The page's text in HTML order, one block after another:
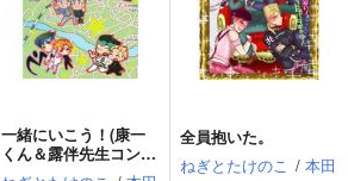
一緒にいこう！(康一
くん＆露伴先生コンビ
アンソロジー
全員抱いた。
ねぎとたけのこ / 本田